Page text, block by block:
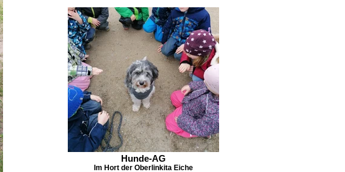
Hunde-AG
Im Hort der Oberlinkita Eiche